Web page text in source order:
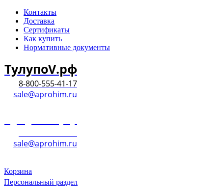
Контакты
Доставка
Сертификаты
Как купить
Нормативные документы
ТулупоV.рф
8-800-555-41-17
sale@aprohim.ru
sale@aprohim.ru
Корзина
Персональный раздел